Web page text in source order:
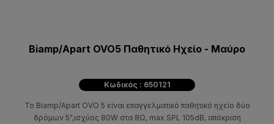
Biamp/Apart OVO5 Παθητικό Ηχείο - Μαύρο
Κωδικός : 650121
Το Biamp/Apart OVO 5 είναι επαγγελματικό παθητικό ηχείο δύο
δρόμων 5",ισχύος 80W στα 8Ω, max SPL 105dB, απόκριση